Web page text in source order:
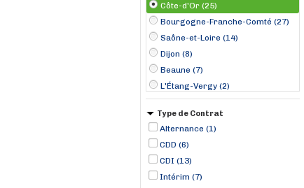
Côte-d'Or (25)
Bourgogne-Franche-Comté (27)
Saône-et-Loire (14)
Dijon (8)
Beaune (7)
L'Étang-Vergy (2)
Bézouotte (1)
Chevigny-Saint-Sauveur (1)
Fauverney (1)
Leuglay (1)
Quetigny (1)
Savigny-lès-Beaune (1)
Type de Contrat
Alternance (1)
CDD (6)
CDI (13)
Intérim (7)